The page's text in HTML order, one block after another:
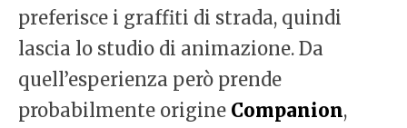
preferisce i graffiti di strada, quindi
lascia lo studio di animazione. Da
quell’esperienza però prende
probabilmente origine Companion,